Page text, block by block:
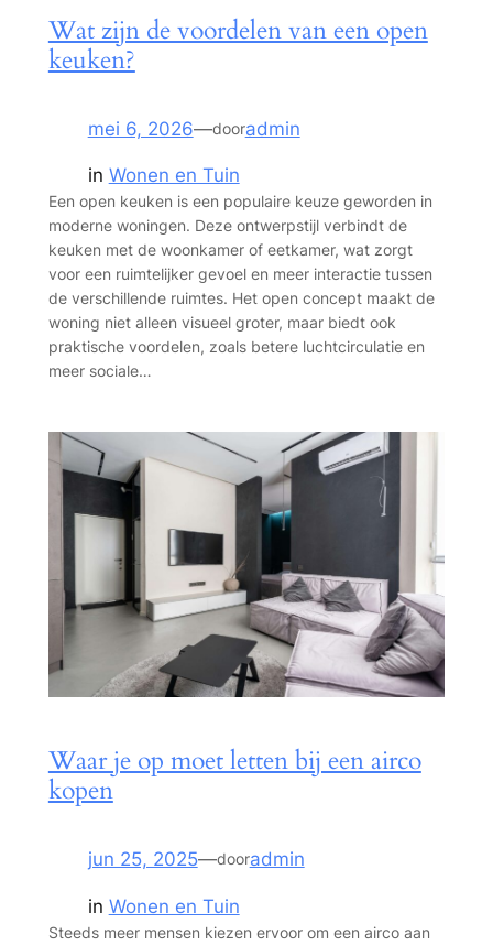
Wat zijn de voordelen van een open
keuken?
mei 6, 2026—dooradmin
in Wonen en Tuin
Een open keuken is een populaire keuze geworden in
moderne woningen. Deze ontwerpstijl verbindt de
keuken met de woonkamer of eetkamer, wat zorgt
voor een ruimtelijker gevoel en meer interactie tussen
de verschillende ruimtes. Het open concept maakt de
woning niet alleen visueel groter, maar biedt ook
praktische voordelen, zoals betere luchtcirculatie en
meer sociale…
Waar je op moet letten bij een airco
kopen
jun 25, 2025—dooradmin
in Wonen en Tuin
Steeds meer mensen kiezen ervoor om een airco aan